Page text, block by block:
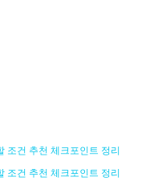
조건 추천 체크포인트 정리
조건 추천 체크포인트 정리